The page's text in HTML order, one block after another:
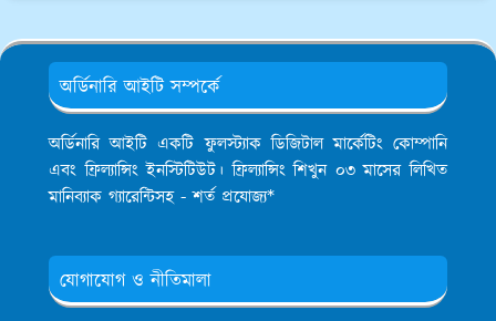
অর্ডিনারি আইটি সম্পর্কে
অর্ডিনারি আইটি একটি ফুলস্ট্যাক ডিজিটাল মার্কেটিং কোম্পানি
এবং ফ্রিল্যান্সিং ইনস্টিটিউট। ফ্রিল্যান্সিং শিখুন ০৩ মাসের লিখিত
মানিব্যাক গ্যারেন্টিসহ - শর্ত প্রযোজ্য*
যোগাযোগ ও নীতিমালা